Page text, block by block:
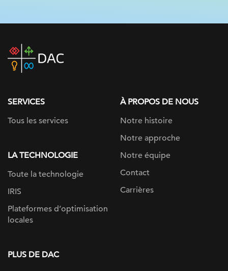
DAC
home
SERVICES
Tous les services
LA TECHNOLOGIE
Toute la technologie
IRIS
Plateformes d’optimisation
locales
À PROPOS DE NOUS
Notre histoire
Notre approche
Notre équipe
Contact
Carrières
PLUS DE DAC